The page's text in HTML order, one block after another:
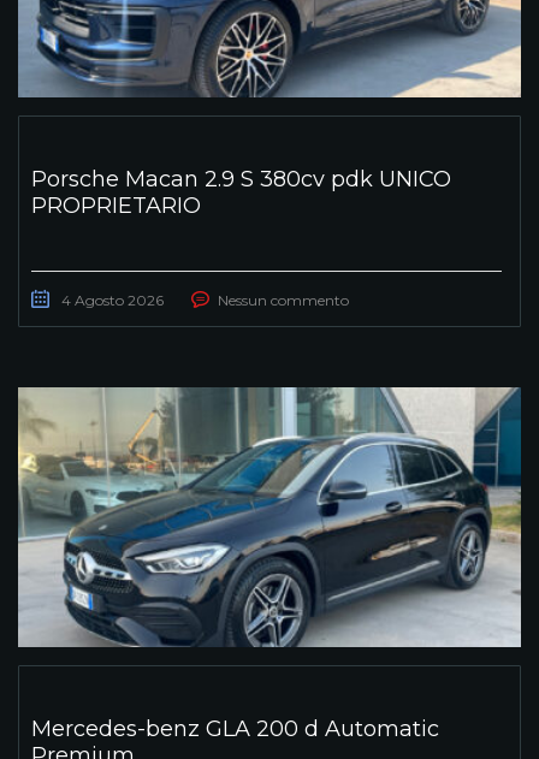
Porsche Macan 2.9 S 380cv pdk UNICO
PROPRIETARIO
4 Agosto 2026 Nessun commento
Mercedes-benz GLA 200 d Automatic